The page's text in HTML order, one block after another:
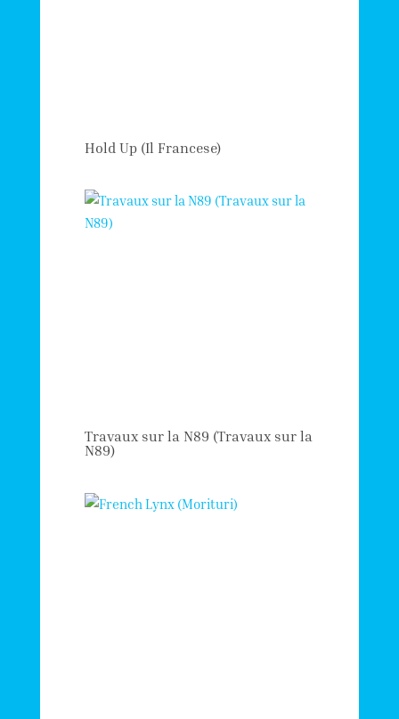
Hold Up (Il Francese)
Travaux sur la N89 (Travaux sur la
N89)